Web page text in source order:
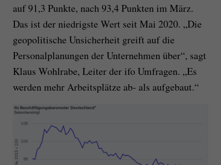
auf 91,3 Punkte, nach 93,4 Punkten im März.
Das ist der niedrigste Wert seit Mai 2020. „Die
geopolitische Unsicherheit greift auf die
Personalplanungen der Unternehmen über“, sagt
Klaus Wohlrabe, Leiter der ifo Umfragen. „Es
werden mehr Arbeitsplätze ab- als aufgebaut.“